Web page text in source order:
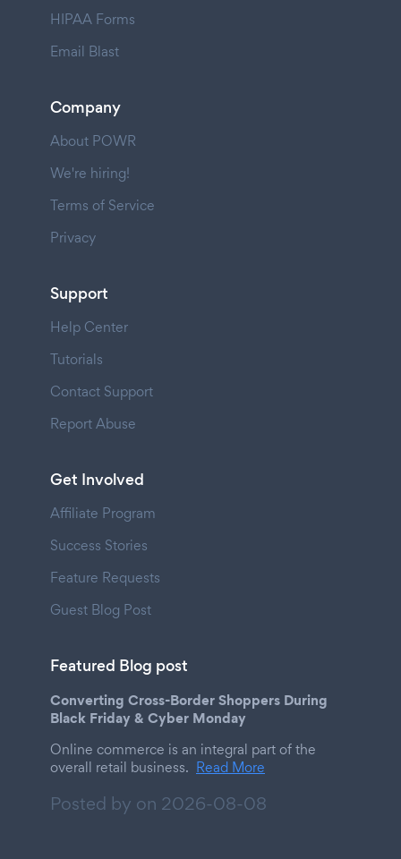
HIPAA Forms
Email Blast
Company
About POWR
We're hiring!
Terms of Service
Privacy
Support
Help Center
Tutorials
Contact Support
Report Abuse
Get Involved
Affiliate Program
Success Stories
Feature Requests
Guest Blog Post
Featured Blog post
Converting Cross-Border Shoppers During
Black Friday & Cyber Monday
Online commerce is an integral part of the
overall retail business. Read More
Posted by on 2026-08-08